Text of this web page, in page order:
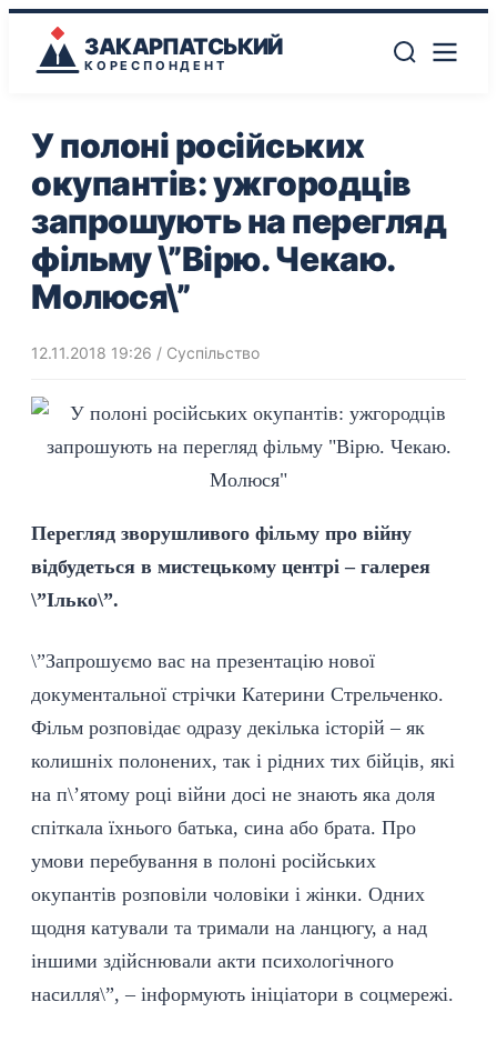
ЗАКАРПАТСЬКИЙ
КОРЕСПОНДЕНТ
У полоні російських
окупантів: ужгородців
запрошують на перегляд
фільму \”Вірю. Чекаю.
Молюся\”
12.11.2018 19:26 / Суспільство
Перегляд зворушливого фільму про війну
відбудеться в мистецькому центрі – галерея
\”Ілько\”.
\”Запрошуємо вас на презентацію нової
документальної стрічки Катерини Стрельченко.
Фільм розповідає одразу декілька історій – як
колишніх полонених, так і рідних тих бійців, які
на п\’ятому році війни досі не знають яка доля
спіткала їхнього батька, сина або брата. Про
умови перебування в полоні російських
окупантів розповіли чоловіки і жінки. Одних
щодня катували та тримали на ланцюгу, а над
іншими здійснювали акти психологічного
насилля\”, – інформують ініціатори в соцмережі.